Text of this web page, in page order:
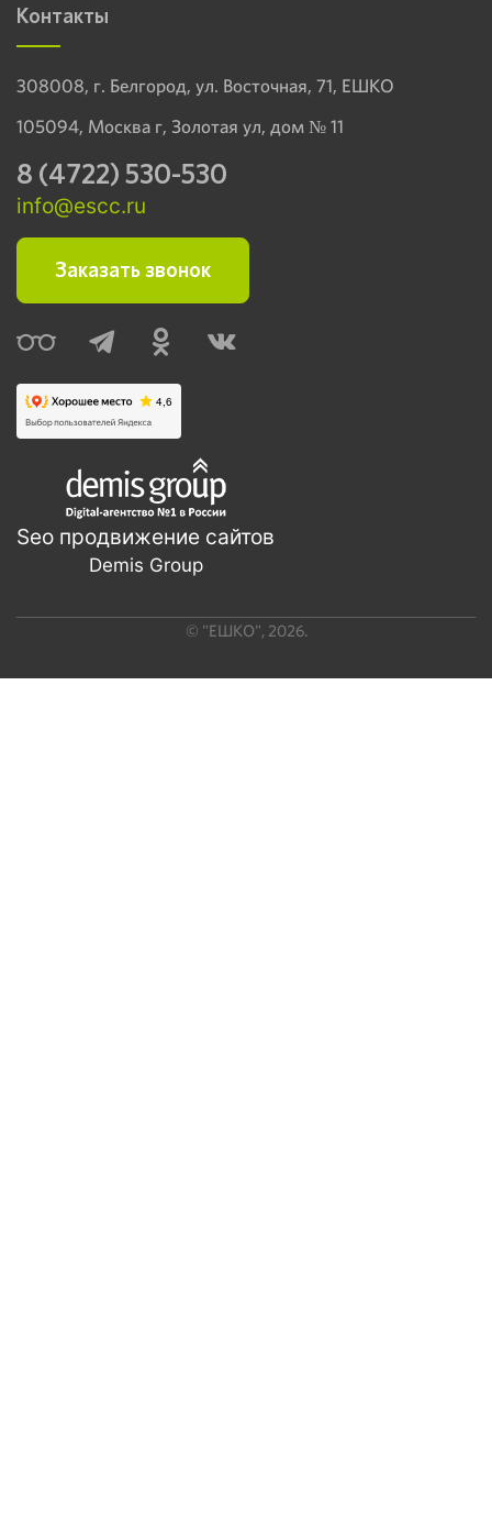
Контакты
308008, г. Белгород, ул. Восточная, 71, ЕШКО
105094, Москва г, Золотая ул, дом № 11
8 (4722) 530-530
info@escc.ru
Заказать звонок
Seo продвижение сайтов
Demis Group
© "ЕШКО", 2026.